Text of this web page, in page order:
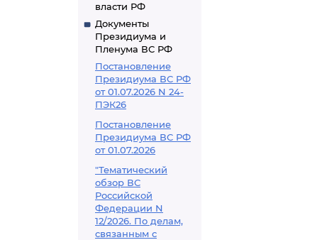
власти РФ
Документы
Президиума и
Пленума ВС РФ
Постановление
Президиума ВС РФ
от 01.07.2026 N 24-
ПЭК26
Постановление
Президиума ВС РФ
от 01.07.2026
"Тематический
обзор ВС
Российской
Федерации N
12/2026. По делам,
связанным с